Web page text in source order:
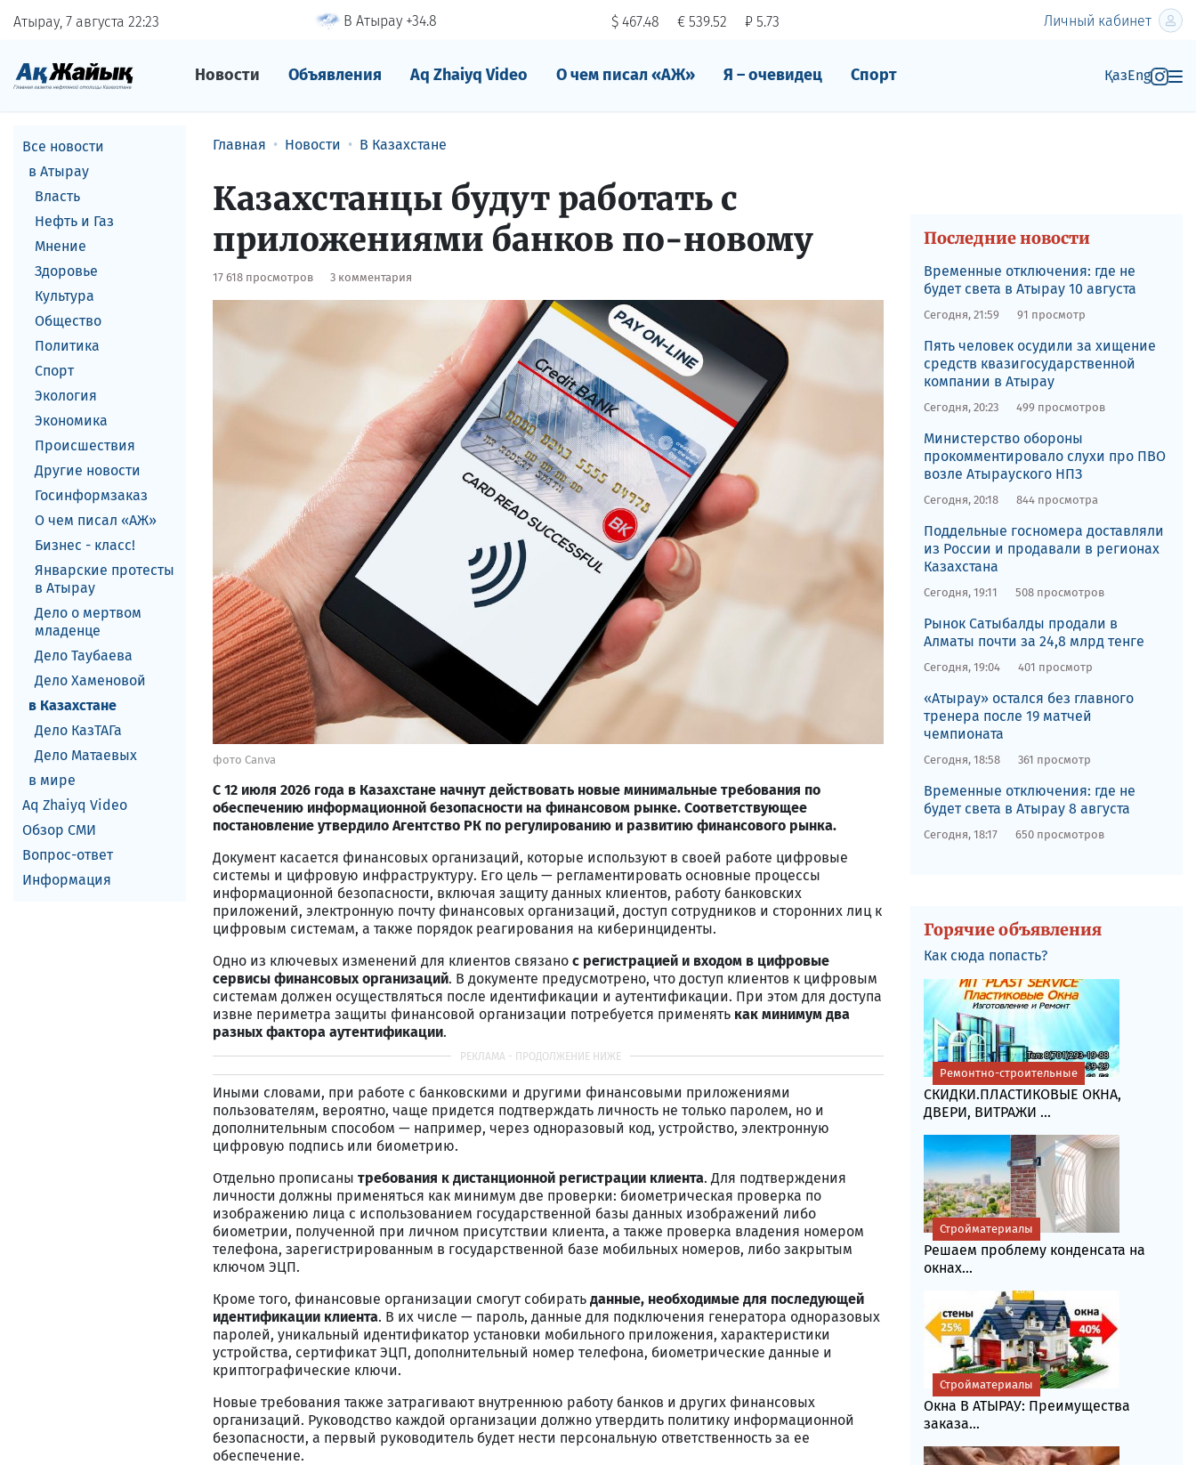
Атырау, 7 августа 22 23 В Атырау +34.8 $ 467.48 € 539.52 ₽ 5.73 Личный кабинет
Новости Объявления Aq Zhaiyq Video О чем писал «АЖ» Я – очевидец Спорт ҚазEng
Все новости
в Атырау
Власть
Нефть и Газ
Мнение
Здоровье
Культура
Общество
Политика
Спорт
Экология
Экономика
Происшествия
Другие новости
Госинформзаказ
О чем писал «АЖ»
Бизнес - класс!
Январские протесты
в Атырау
Дело о мертвом
младенце
Дело Таубаева
Дело Хаменовой
в Казахстане
Дело КазТАГа
Дело Матаевых
в мире
Aq Zhaiyq Video
Обзор СМИ
Вопрос-ответ
Информация
Главная Новости В Казахстане
Казахстанцы будут работать с
приложениями банков по-новому
17 618 просмотров 3 комментария
фото Canva
С 12 июля 2026 года в Казахстане начнут действовать новые минимальные требования по
обеспечению информационной безопасности на финансовом рынке. Соответствующее
постановление утвердило Агентство РК по регулированию и развитию финансового рынка.
Документ касается финансовых организаций, которые используют в своей работе цифровые
системы и цифровую инфраструктуру. Его цель — регламентировать основные процессы
информационной безопасности, включая защиту данных клиентов, работу банковских
приложений, электронную почту финансовых организаций, доступ сотрудников и сторонних лиц к
цифровым системам, а также порядок реагирования на киберинциденты.
Одно из ключевых изменений для клиентов связано с регистрацией и входом в цифровые
сервисы финансовых организаций. В документе предусмотрено, что доступ клиентов к цифровым
системам должен осуществляться после идентификации и аутентификации. При этом для доступа
извне периметра защиты финансовой организации потребуется применять как минимум два
разных фактора аутентификации.
Иными словами, при работе с банковскими и другими финансовыми приложениями
пользователям, вероятно, чаще придется подтверждать личность не только паролем, но и
дополнительным способом — например, через одноразовый код, устройство, электронную
цифровую подпись или биометрию.
Отдельно прописаны требования к дистанционной регистрации клиента. Для подтверждения
личности должны применяться как минимум две проверки: биометрическая проверка по
изображению лица с использованием государственной базы данных изображений либо
биометрии, полученной при личном присутствии клиента, а также проверка владения номером
телефона, зарегистрированным в государственной базе мобильных номеров, либо закрытым
ключом ЭЦП.
Кроме того, финансовые организации смогут собирать данные, необходимые для последующей
идентификации клиента. В их числе — пароль, данные для подключения генератора одноразовых
паролей, уникальный идентификатор установки мобильного приложения, характеристики
устройства, сертификат ЭЦП, дополнительный номер телефона, биометрические данные и
криптографические ключи.
Новые требования также затрагивают внутреннюю работу банков и других финансовых
организаций. Руководство каждой организации должно утвердить политику информационной
безопасности, а первый руководитель будет нести персональную ответственность за ее
обеспечение.
Последние новости
Временные отключения: где не
будет света в Атырау 10 августа
Сегодня, 21:59 91 просмотр
Пять человек осудили за хищение
средств квазигосударственной
компании в Атырау
Сегодня, 20:23 499 просмотров
​Министерство обороны
прокомментировало слухи про ПВО
возле Атырауского НПЗ
Сегодня, 20:18 844 просмотра
Поддельные госномера доставляли
из России и продавали в регионах
Казахстана
Сегодня, 19:11 508 просмотров
Рынок Сатыбалды продали в
Алматы почти за 24,8 млрд тенге
Сегодня, 19:04 401 просмотр
«Атырау» остался без главного
тренера после 19 матчей
чемпионата
Сегодня, 18:58 361 просмотр
Временные отключения: где не
будет света в Атырау 8 августа
Сегодня, 18:17 650 просмотров
Горячие объявления
Как сюда попасть?
СКИДКИ.ПЛАСТИКОВЫЕ ОКНА,
ДВЕРИ, ВИТРАЖИ ...
Ремонтно-строительные
Решаем проблему конденсата на
окнах...
Стройматериалы
Окна В АТЫРАУ: Преимущества
заказа...
Стройматериалы